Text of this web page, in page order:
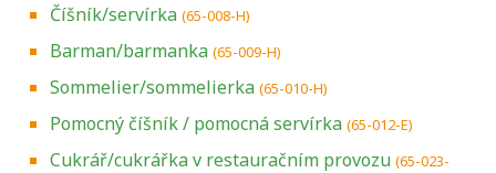
Číšník/servírka (65-008-H)
Barman/barmanka (65-009-H)
Sommelier/sommelierka (65-010-H)
Pomocný číšník / pomocná servírka (65-012-E)
Cukrář/cukrářka v restauračním provozu (65-023-